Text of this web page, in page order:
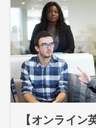
【オンライン